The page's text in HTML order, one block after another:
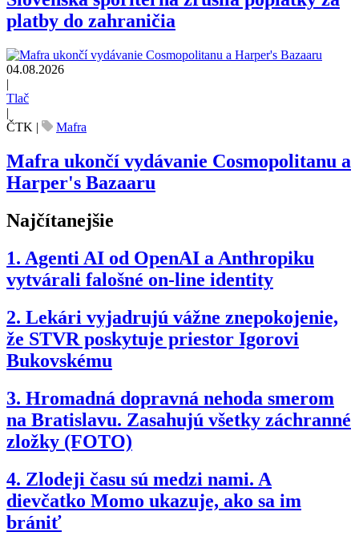
platby do zahraničia
04.08.2026
|
Tlač
|
ČTK | Mafra
Mafra ukončí vydávanie Cosmopolitanu a
Harper's Bazaaru
Najčítanejšie
1. Agenti AI od OpenAI a Anthropiku
vytvárali falošné on-line identity
2. Lekári vyjadrujú vážne znepokojenie,
že STVR poskytuje priestor Igorovi
Bukovskému
3. Hromadná dopravná nehoda smerom
na Bratislavu. Zasahujú všetky záchranné
zložky (FOTO)
4. Zlodeji času sú medzi nami. A
dievčatko Momo ukazuje, ako sa im
brániť